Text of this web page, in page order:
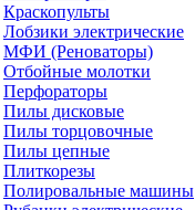
Краскопульты
Лобзики электрические
МФИ (Реноваторы)
Отбойные молотки
Перфораторы
Пилы дисковые
Пилы торцовочные
Пилы цепные
Плиткорезы
Полировальные машины